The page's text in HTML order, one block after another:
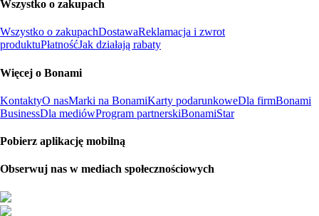
Wszystko o zakupach
Wszystko o zakupachDostawaReklamacja i zwrot
produktuPłatnośćJak działają rabaty
Więcej o Bonami
KontaktyO nasMarki na BonamiKarty podarunkoweDla firmBonami
BusinessDla mediówProgram partnerskiBonamiStar
Pobierz aplikację mobilną
Obserwuj nas w mediach społecznościowych